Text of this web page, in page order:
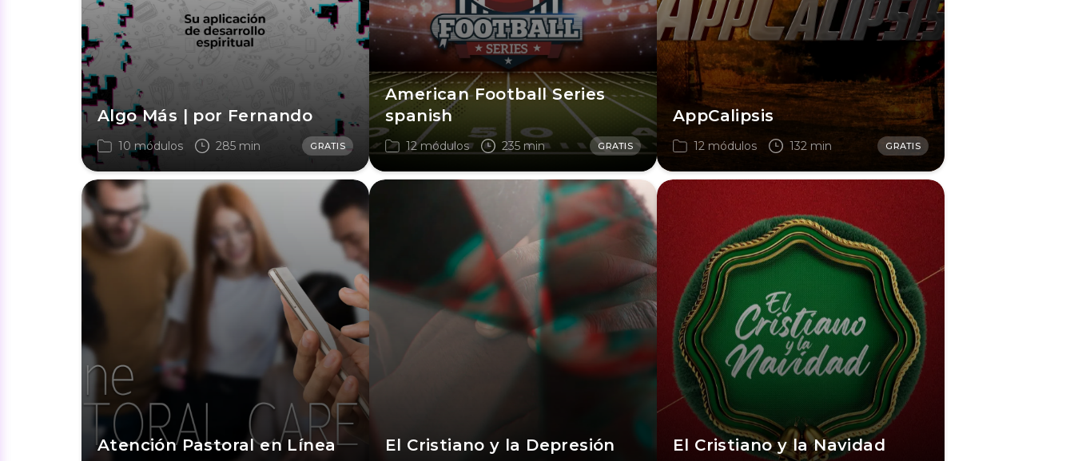
Algo Más | por Fernando
10 módulos 285 min GRATIS
American Football Series
spanish
12 módulos 235 min GRATIS
AppCalipsis
12 módulos 132 min GRATIS
Atención Pastoral en Línea El Cristiano y la Depresión El Cristiano y la Navidad